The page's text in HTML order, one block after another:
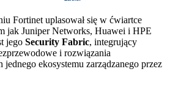
Fortinet uplasował się w ćwiartce
jak Juniper Networks, Huawei i HPE
jego Security Fabric, integrujący
i rozwiązania
jednego ekosystemu zarządzanego przez